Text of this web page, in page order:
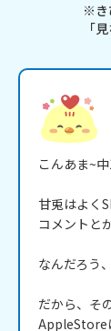
※き
「
こんあま~
甘兎はよく
コメントと
なんだろう
だから、そ
AppleStore